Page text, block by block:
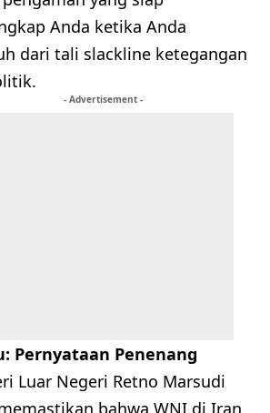
Anda ketika Anda
dari tali slackline ketegangan
- Advertisement -
Pernyataan Penenang
Luar Negeri Retno Marsudi